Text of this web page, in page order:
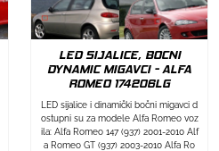
LED SIJALICE, BOCNI
DYNAMIC MIGAVCI - ALFA
ROMEO 174206LG
LED sijalice i dinamički bočni migavci d
ostupni su za modele Alfa Romeo voz
ila: Alfa Romeo 147 (937) 2001-2010 Alf
a Romeo GT (937) 2003-2010 Alfa Ro